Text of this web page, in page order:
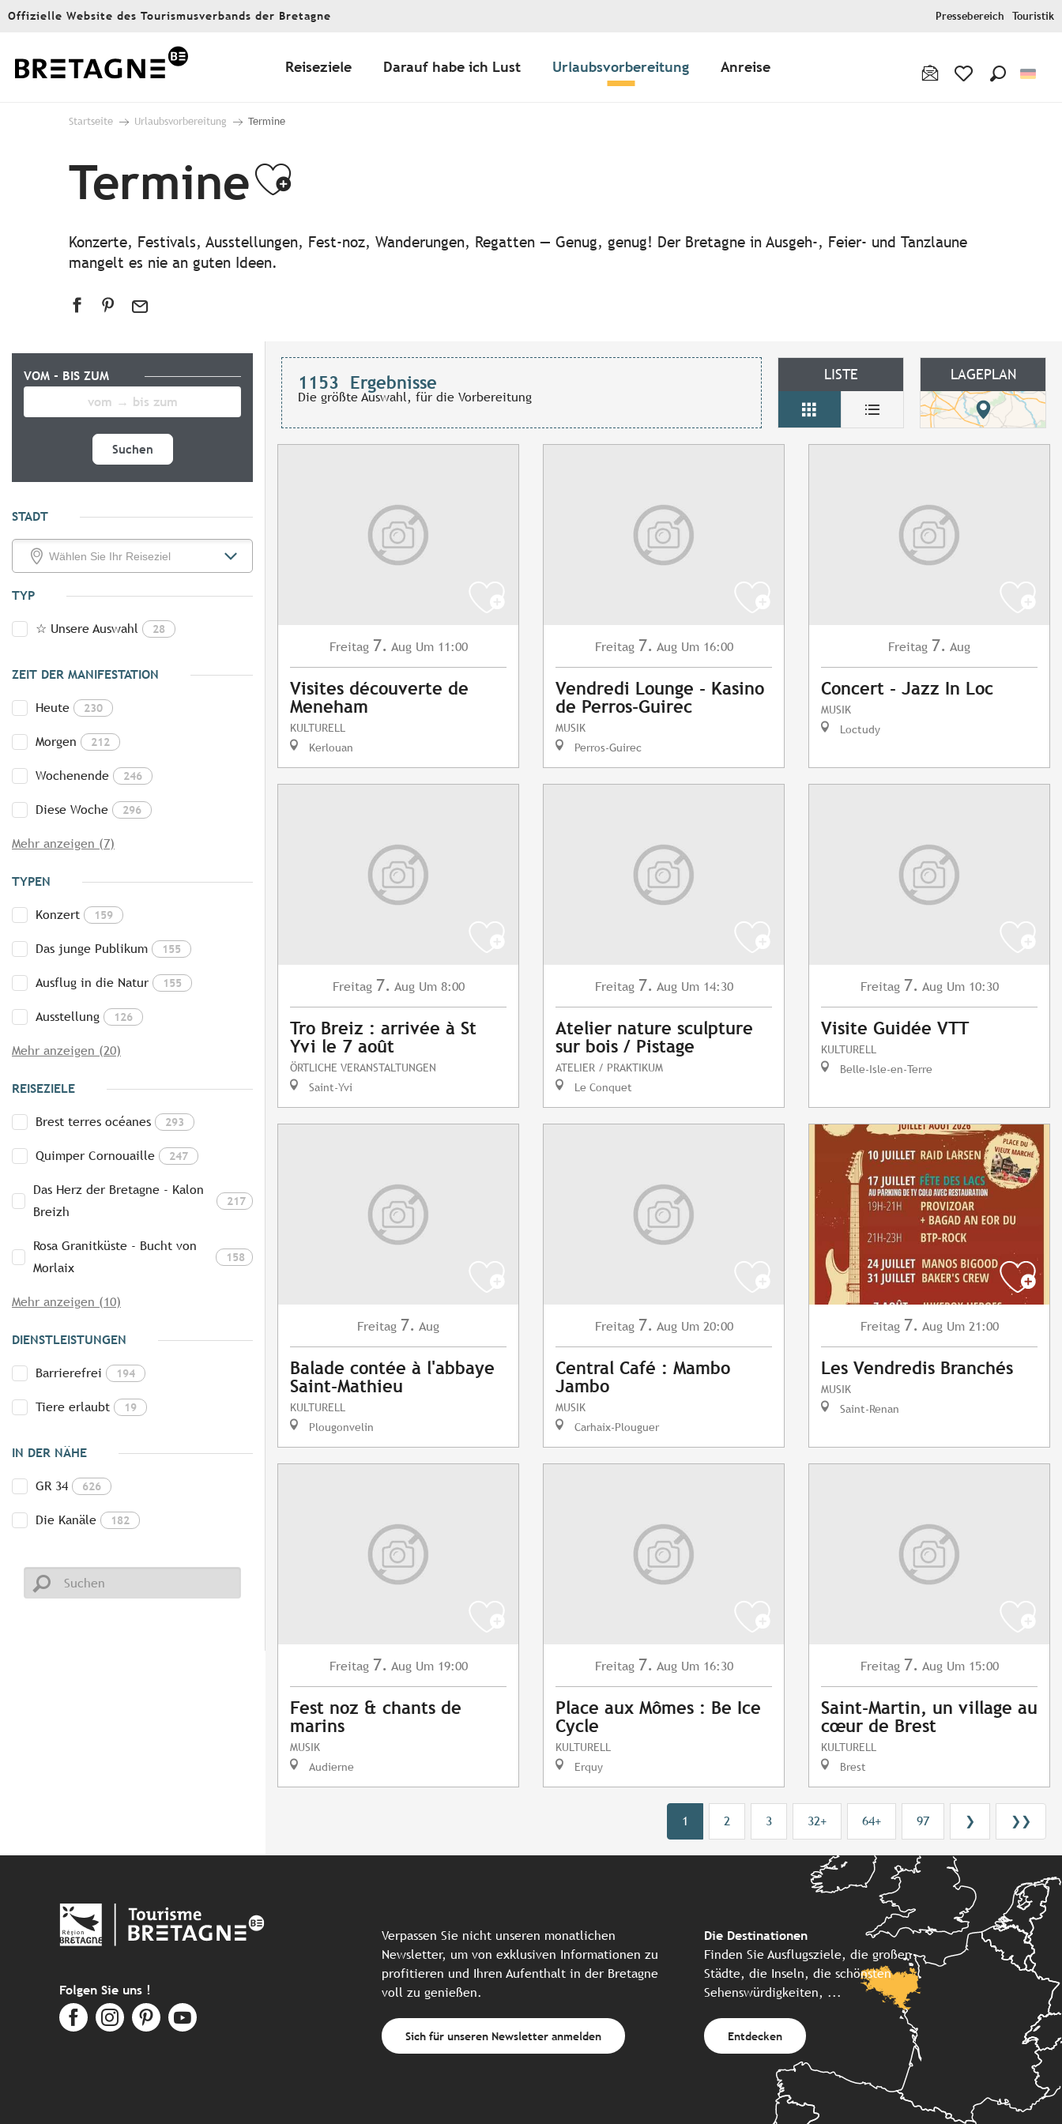
Aller
principal
Offizielle Website des Tourismusverbands der Bretagne Pressebereich Touristik
Reiseziele Darauf habe ich Lust Urlaubsvorbereitung Anreise
Startseite Urlaubsvorbereitung Termine
TermineAjouter aux favoris
Konzerte, Festivals, Ausstellungen, Fest-noz, Wanderungen, Regatten — Genug, genug! Der Bretagne in Ausgeh-, Feier- und Tanzlaune
mangelt es nie an guten Ideen.
VOM - BIS ZUM
Suchen
STADT
TYP
☆ Unsere Auswahl 28
ZEIT DER MANIFESTATION
Heute 230
Morgen 212
Wochenende 246
Diese Woche 296
Mehr anzeigen (7)
TYPEN
Konzert 159
Das junge Publikum 155
Ausflug in die Natur 155
Ausstellung 126
Mehr anzeigen (20)
REISEZIELE
Brest terres océanes 293
Quimper Cornouaille 247
Das Herz der Bretagne - Kalon
Breizh
217
Rosa Granitküste - Bucht von
Morlaix
158
Mehr anzeigen (10)
DIENSTLEISTUNGEN
Barrierefrei 194
Tiere erlaubt 19
IN DER NÄHE
GR 34 626
Die Kanäle 182
1153 Ergebnisse
Die größte Auswahl, für die Vorbereitung
LISTE LAGEPLAN
Freitag 7. Aug Um 11:00
Visites découverte de
Meneham
KULTURELL
Kerlouan
Freitag 7. Aug Um 16:00
Vendredi Lounge - Kasino
de Perros-Guirec
MUSIK
Perros-Guirec
Freitag 7. Aug
Concert - Jazz In Loc
MUSIK
Loctudy
Freitag 7. Aug Um 8:00
Tro Breiz : arrivée à St
Yvi le 7 août
ÖRTLICHE VERANSTALTUNGEN
Saint-Yvi
Freitag 7. Aug Um 14:30
Atelier nature sculpture
sur bois / Pistage
ATELIER / PRAKTIKUM
Le Conquet
Freitag 7. Aug Um 10:30
Visite Guidée VTT
KULTURELL
Belle-Isle-en-Terre
Freitag 7. Aug
Balade contée à l'abbaye
Saint-Mathieu
KULTURELL
Plougonvelin
Freitag 7. Aug Um 20:00
Central Café : Mambo
Jambo
MUSIK
Carhaix-Plouguer
Freitag 7. Aug Um 21:00
Les Vendredis Branchés
MUSIK
Saint-Renan
Freitag 7. Aug Um 19:00
Fest noz & chants de
marins
MUSIK
Audierne
Freitag 7. Aug Um 16:30
Place aux Mômes : Be Ice
Cycle
KULTURELL
Erquy
Freitag 7. Aug Um 15:00
Saint-Martin, un village au
cœur de Brest
KULTURELL
Brest
1 2 3 32+ 64+ 97 ❯ ❯❯
Folgen Sie uns !
Verpassen Sie nicht unseren monatlichen
Newsletter, um von exklusiven Informationen zu
profitieren und Ihren Aufenthalt in der Bretagne
voll zu genießen.
Sich für unseren Newsletter anmelden
Die Destinationen
Finden Sie Ausflugsziele, die großen
Städte, die Inseln, die schönsten
Sehenswürdigkeiten, ...
Entdecken